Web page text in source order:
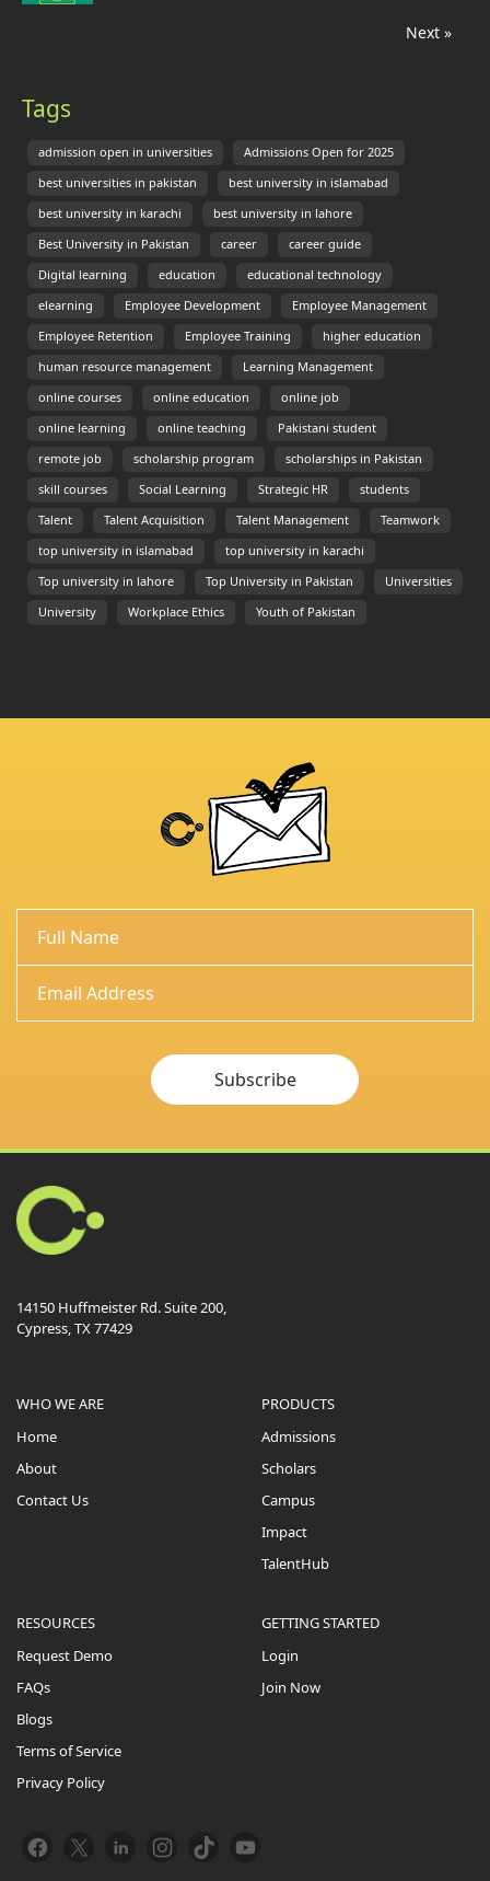
Next »
Tags
admission open in universities Admissions Open for 2025
best universities in pakistan best university in islamabad
best university in karachi best university in lahore
Best University in Pakistan career career guide
Digital learning education educational technology
elearning Employee Development Employee Management
Employee Retention Employee Training higher education
human resource management Learning Management
online courses online education online job
online learning online teaching Pakistani student
remote job scholarship program scholarships in Pakistan
skill courses Social Learning Strategic HR students
Talent Talent Acquisition Talent Management Teamwork
top university in islamabad top university in karachi
Top university in lahore Top University in Pakistan Universities
University Workplace Ethics Youth of Pakistan
Subscribe
14150 Huffmeister Rd. Suite 200,
Cypress, TX 77429
WHO WE ARE
Home
About
Contact Us
PRODUCTS
Admissions
Scholars
Campus
Impact
TalentHub
RESOURCES
Request Demo
FAQs
Blogs
Terms of Service
Privacy Policy
GETTING STARTED
Login
Join Now